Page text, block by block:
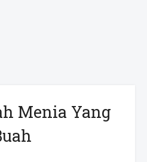
Menia Yang